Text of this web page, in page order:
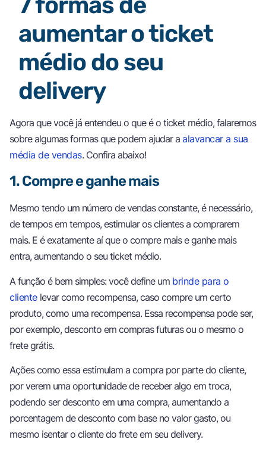
aumentar o ticket
médio do seu
delivery
Agora que você já entendeu o que é o ticket médio, falaremos
sobre algumas formas que podem ajudar a alavancar a sua
média de vendas. Confira abaixo!
1. Compre e ganhe mais
Mesmo tendo um número de vendas constante, é necessário,
de tempos em tempos, estimular os clientes a comprarem
mais. E é exatamente aí que o compre mais e ganhe mais
entra, aumentando o seu ticket médio.
A função é bem simples: você define um brinde para o
clientelevar como recompensa, caso compre um certo
produto, como uma recompensa. Essa recompensa pode ser,
por exemplo, desconto em compras futuras ou o mesmo o
frete grátis.
Ações como essa estimulam a compra por parte do cliente,
por verem uma oportunidade de receber algo em troca,
podendo ser desconto em uma compra, aumentando a
porcentagem de desconto com base no valor gasto, ou
mesmo isentar o cliente do frete em seu delivery.